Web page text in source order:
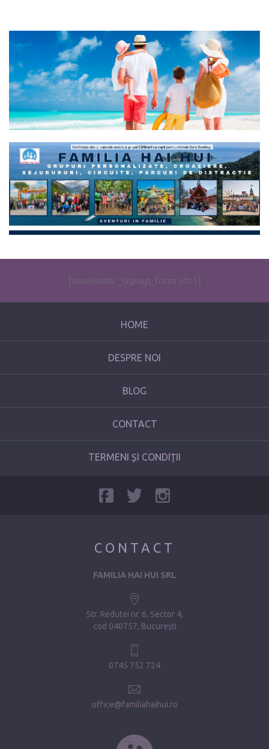
[newsletter_signup_form id=1]
HOME
DESPRE NOI
BLOG
CONTACT
TERMENI ȘI CONDIȚII
CONTACT
FAMILIA HAI HUI SRL
Str. Redutei nr. 6, Sector 4
cod 040757, București
0745 752 724
office@familiahaihui.ro